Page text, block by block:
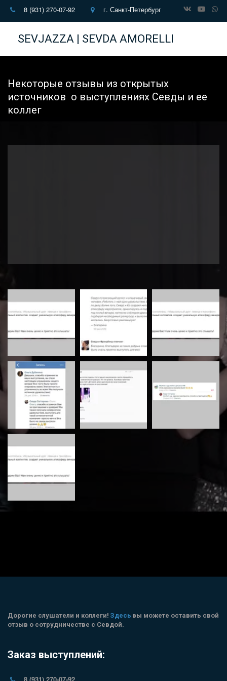
8 (931) 270-07-92 г. Санкт-Петербург
SEVJAZZA | SEVDA AMORELLI
Некоторые отзывы из открытых
источников  о выступлениях Севды и ее
коллег
Дорогие слушатели и коллеги! Здесь вы можете оставить свой
отзыв о сотрудничестве с Севдой.
Заказ выступлений: